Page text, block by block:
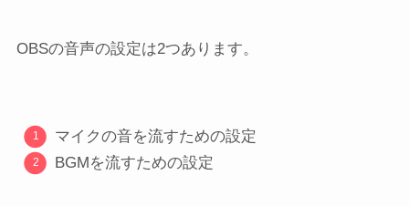
OBSの音声の設定は2つあります。
マイクの音を流すための設定
BGMを流すための設定